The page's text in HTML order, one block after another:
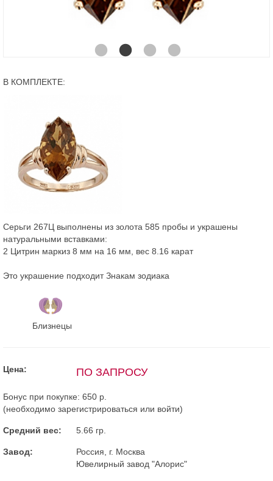
В КОМПЛЕКТЕ:
Серьги 267Ц выполнены из золота 585 пробы и украшены
натуральными вставками:
2 Цитрин маркиз 8 мм на 16 мм, вес 8.16 карат
Это украшение подходит Знакам зодиака
Близнецы
Цена: ПО ЗАПРОСУ
Бонус при покупке: 650 р.
(необходимо зарегистрироваться или войти)
Средний вес: 5.66 гр.
Завод:
Россия, г. Москва
Ювелирный завод "Алорис"